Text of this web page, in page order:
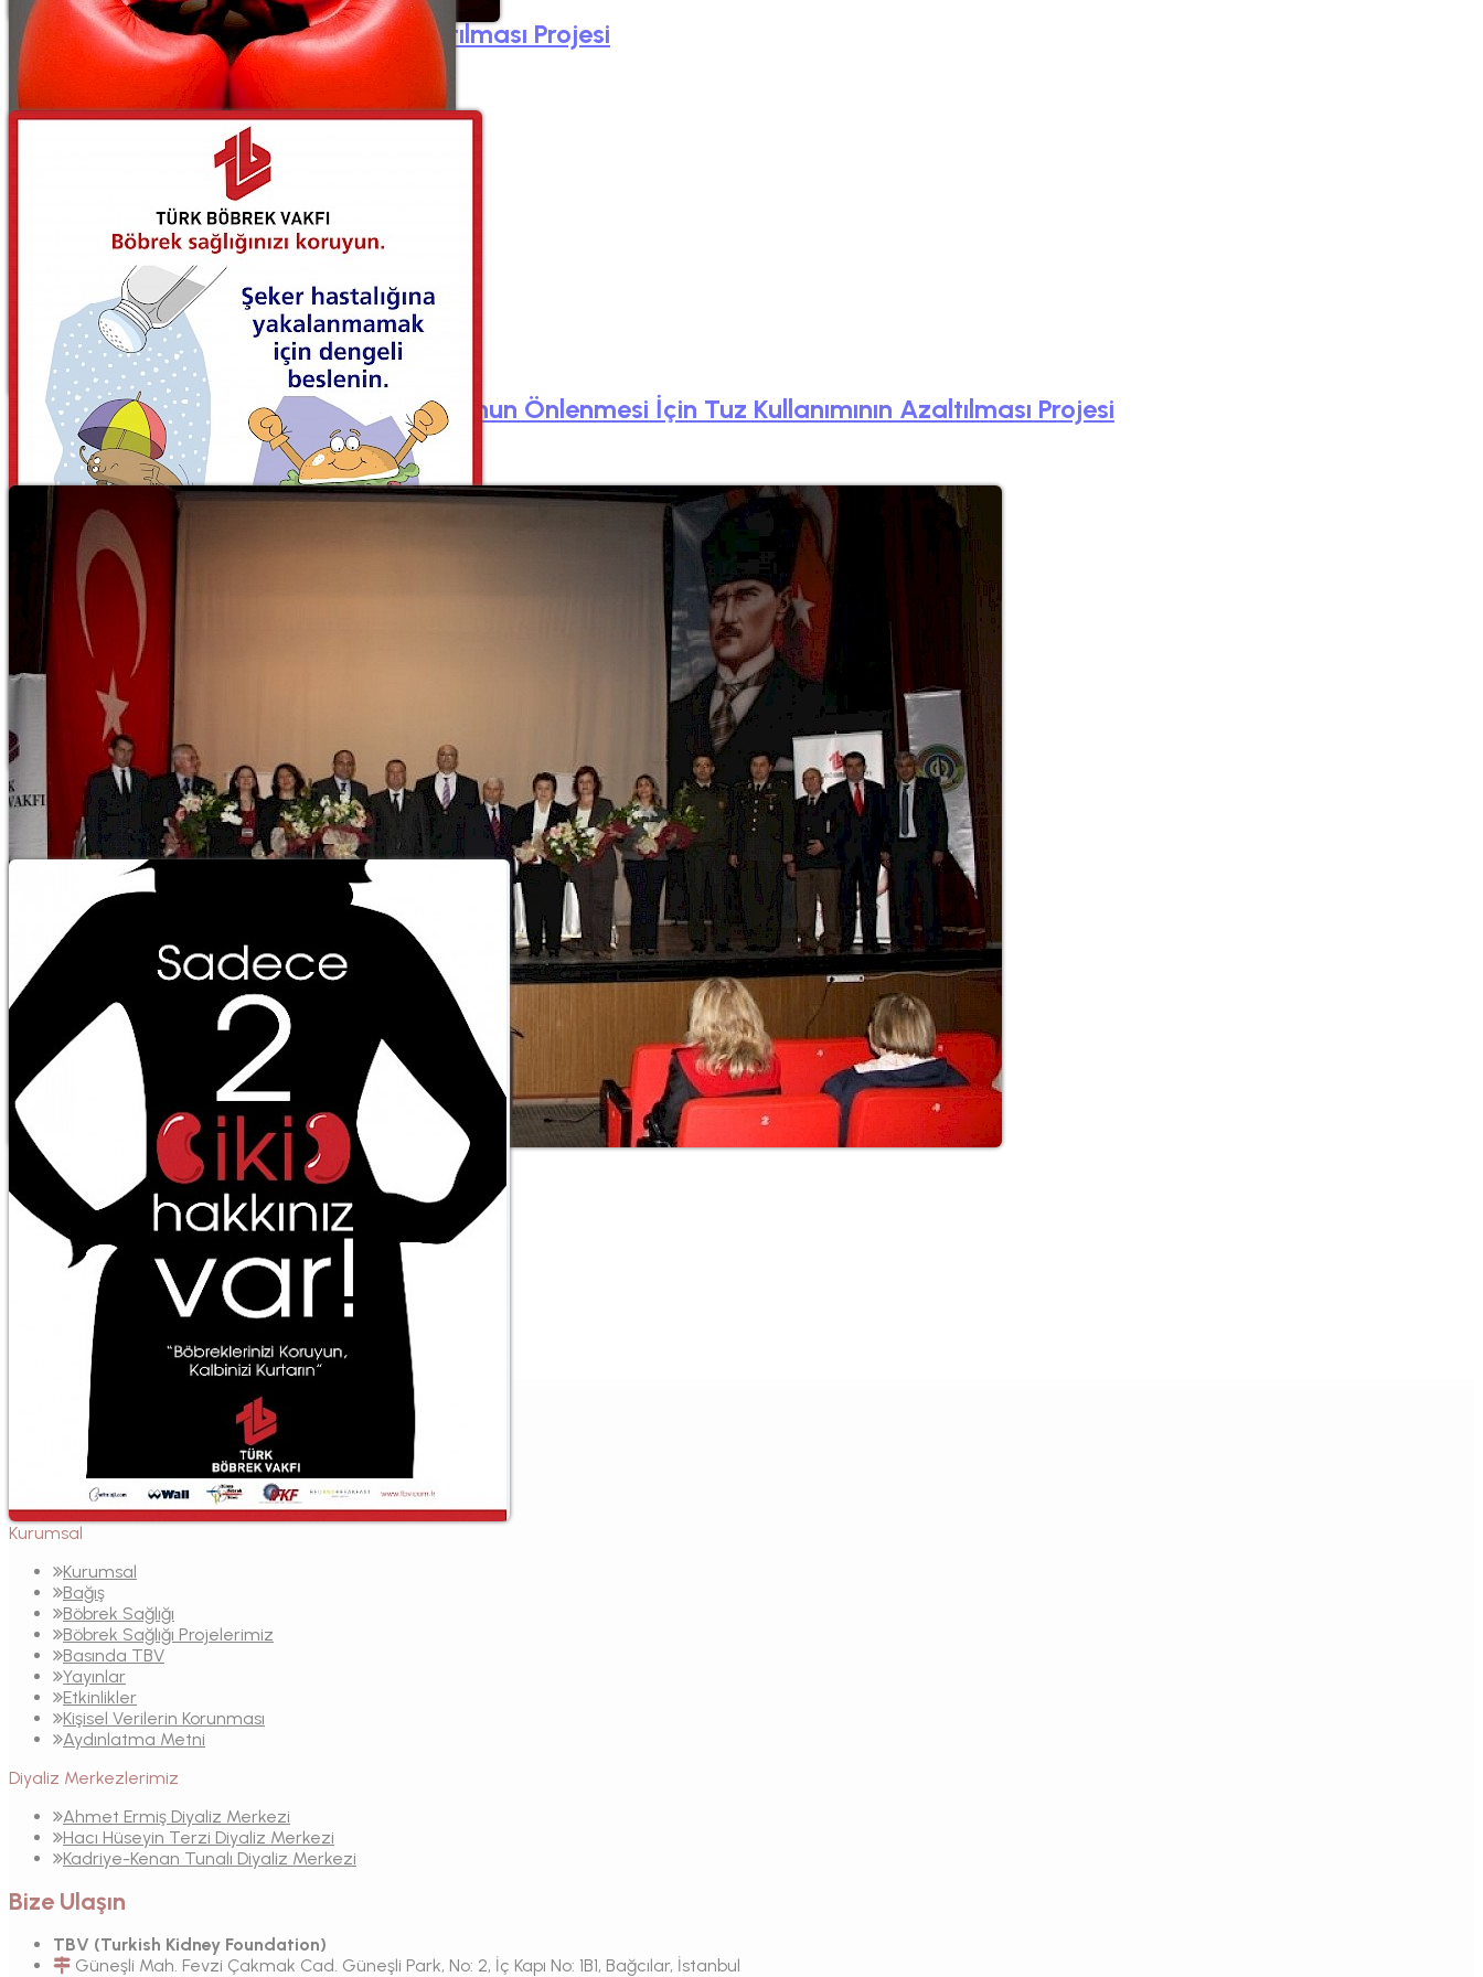
Türkiye´de Aşırı Tuz Tüketiminin Azaltılması Projesi
Kronik Böbrek Hastalığı ve Hipertansiyonun Önlenmesi İçin Tuz Kullanımının Azaltılması Projesi
16 Kasım 2011
TBV Eğitim Projesi
1 Kasım 2011
Sadece 2 Hakkınız Var
1 Şubat 2011
Kurumsal
Kurumsal
Bağış
Böbrek Sağlığı
Böbrek Sağlığı Projelerimiz
Basında TBV
Yayınlar
Etkinlikler
Kişisel Verilerin Korunması
Aydınlatma Metni
Diyaliz Merkezlerimiz
Ahmet Ermiş Diyaliz Merkezi
Hacı Hüseyin Terzi Diyaliz Merkezi
Kadriye-Kenan Tunalı Diyaliz Merkezi
Bize Ulaşın
TBV (Turkish Kidney Foundation)
Güneşli Mah. Fevzi Çakmak Cad. Güneşli Park, No: 2, İç Kapı No: 1B1, Bağcılar, İstanbul